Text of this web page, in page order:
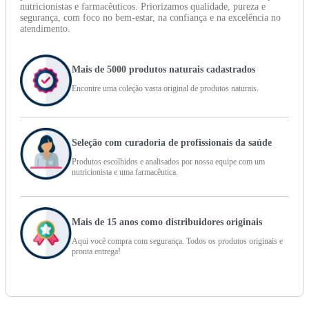
nutricionistas e farmacêuticos. Priorizamos qualidade, pureza e
segurança, com foco no bem-estar, na confiança e na excelência no
atendimento.
Mais de 5000 produtos naturais cadastrados
Encontre uma coleção vasta original de produtos naturais.
Seleção com curadoria de profissionais da saúde
Produtos escolhidos e analisados por nossa equipe com um
nutricionista e uma farmacêutica.
Mais de 15 anos como distribuidores originais
Aqui você compra com segurança. Todos os produtos originais e
pronta entrega!